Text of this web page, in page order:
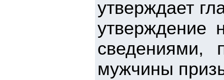
утверждает
утверждение
сведениями,
мужчины